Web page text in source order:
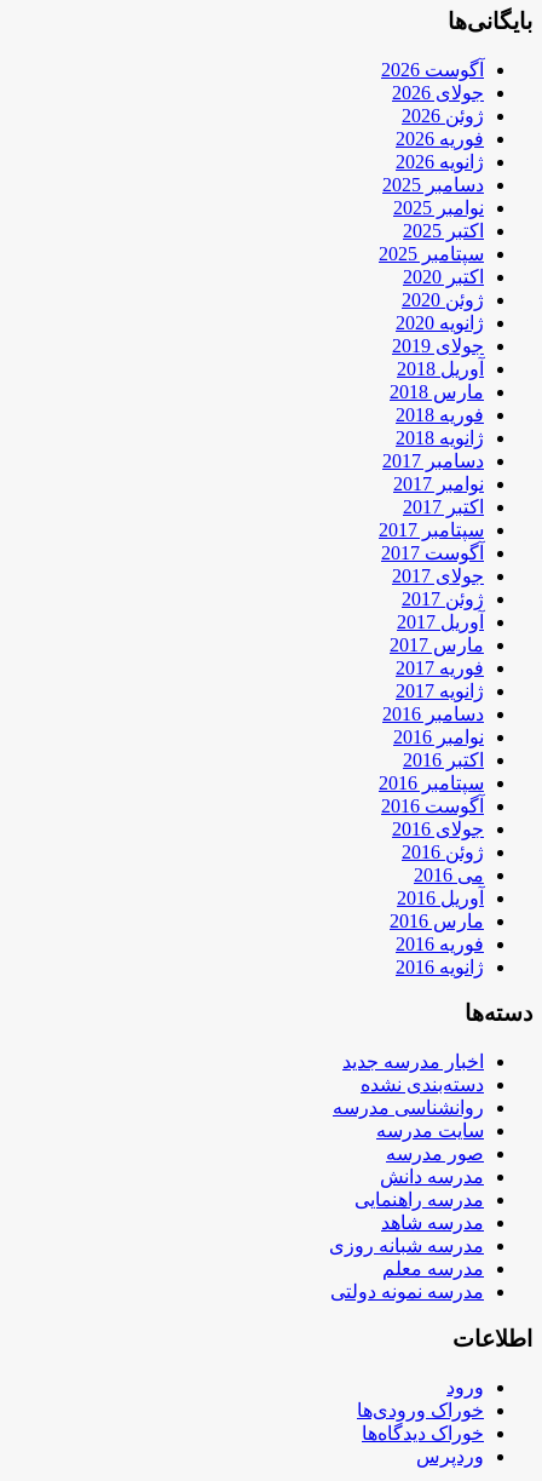
بایگانی‌ها
آگوست 2026
جولای 2026
ژوئن 2026
فوریه 2026
ژانویه 2026
دسامبر 2025
نوامبر 2025
اکتبر 2025
سپتامبر 2025
اکتبر 2020
ژوئن 2020
ژانویه 2020
جولای 2019
آوریل 2018
مارس 2018
فوریه 2018
ژانویه 2018
دسامبر 2017
نوامبر 2017
اکتبر 2017
سپتامبر 2017
آگوست 2017
جولای 2017
ژوئن 2017
آوریل 2017
مارس 2017
فوریه 2017
ژانویه 2017
دسامبر 2016
نوامبر 2016
اکتبر 2016
سپتامبر 2016
آگوست 2016
جولای 2016
ژوئن 2016
می 2016
آوریل 2016
مارس 2016
فوریه 2016
ژانویه 2016
دسته‌ها
اخبار مدرسه جدید
دسته‌بندی نشده
روانشناسی مدرسه
سایت مدرسه
صور مدرسه
مدرسه دانش
مدرسه راهنمایی
مدرسه شاهد
مدرسه شبانه روزی
مدرسه معلم
مدرسه نمونه دولتی
اطلاعات
ورود
خوراک ورودی‌ها
خوراک دیدگاه‌ها
وردپرس